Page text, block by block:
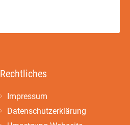
Rechtliches
Impressum
Datenschutzerklärung